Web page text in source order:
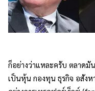
ก็อย่างว่าแหละครับ ตลาดมั
เป็นหุ้น กองทุน ธุรกิจ อสังห